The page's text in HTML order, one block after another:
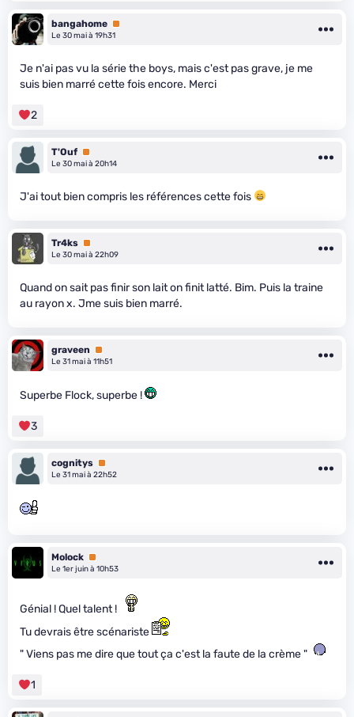
bangahome Premium
Le 30 mai à 19h31
Je n'ai pas vu la série the boys, mais c'est pas grave, je me
suis bien marré cette fois encore. Merci
2
T'Ouf Premium
Le 30 mai à 20h14
J'ai tout bien compris les références cette fois
Tr4ks Premium
Le 30 mai à 22h09
Quand on sait pas finir son lait on finit latté. Bim. Puis la traine
au rayon x. Jme suis bien marré.
graveen
Premium
Le 31 mai à 11h51
Superbe Flock, superbe !
3
cognitys Premium
Le 31 mai à 22h52
Molock Premium
Le 1er juin à 10h53
Génial ! Quel talent !
Tu devrais être scénariste
" Viens pas me dire que tout ça c'est la faute de la crème "
1